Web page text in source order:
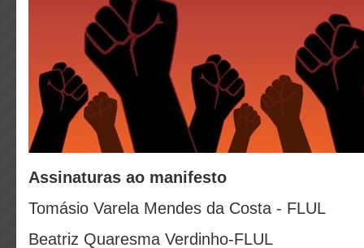
Assinaturas ao manifesto
Tomásio Varela Mendes da Costa - FLUL
Beatriz Quaresma Verdinho-FLUL